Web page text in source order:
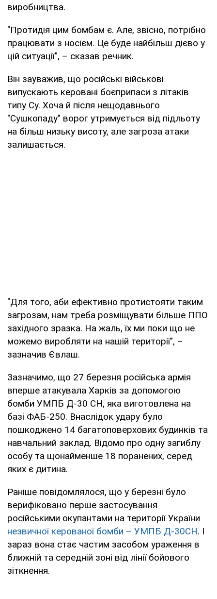
виробництва.
"Протидія цим бомбам є. Але, звісно, потрібно
працювати з носієм. Це буде найбільш дієво у
цій ситуації", – сказав речник.
Він зауважив, що російські військові
випускають керовані боєприпаси з літаків
типу Су. Хоча й після нещодавнього
"Сушкопаду" ворог утримується від підльоту
на більш низьку висоту, але загроза атаки
залишається.
"Для того, аби ефективно протистояти таким
загрозам, нам треба розміщувати більше ППО
західного зразка. На жаль, їх ми поки що не
можемо виробляти на нашій території", –
зазначив Євлаш.
Зазначимо, що 27 березня російська армія
вперше атакувала Харків за допомогою
бомби УМПБ Д-30 СН, яка виготовлена на
базі ФАБ-250. Внаслідок удару було
пошкоджено 14 багатоповерхових будинків та
навчальний заклад. Відомо про одну загиблу
особу та щонайменше 18 поранених, серед
яких є дитина.
Раніше повідомлялося, що у березні було
верифіковано перше застосування
російськими окупантами на території України
незвичної керованої бомби – УМПБ Д-30СН. І
зараз вона стає частим засобом ураження в
ближній та середній зоні від лінії бойового
зіткнення.